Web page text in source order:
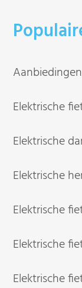
Aanbiedingen
Elektrische
Elektrische
Elektrische
Elektrische
Elektrische
Elektrische